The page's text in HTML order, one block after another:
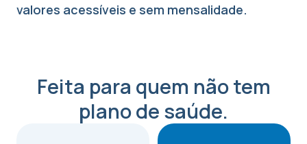
valores acessíveis e sem mensalidade.
Feita para quem não tem
plano de saúde.